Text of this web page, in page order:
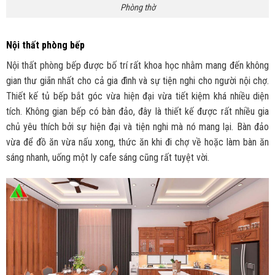
Phòng thờ
Nội thất phòng bếp
Nội thất phòng bếp được bố trí rất khoa học nhằm mang đến không
gian thư giãn nhất cho cả gia đình và sự tiện nghi cho người nội chợ.
Thiết kế tủ bếp bắt góc vừa hiện đại vừa tiết kiệm khá nhiều diện
tích. Không gian bếp có bàn đảo, đây là thiết kế được rất nhiều gia
chủ yêu thích bởi sự hiện đại và tiện nghi mà nó mang lại. Bàn đảo
vừa để đồ ăn vừa nấu xong, thức ăn khi đi chợ về hoặc làm bàn ăn
sáng nhanh, uống một ly cafe sáng cũng rất tuyệt vời.